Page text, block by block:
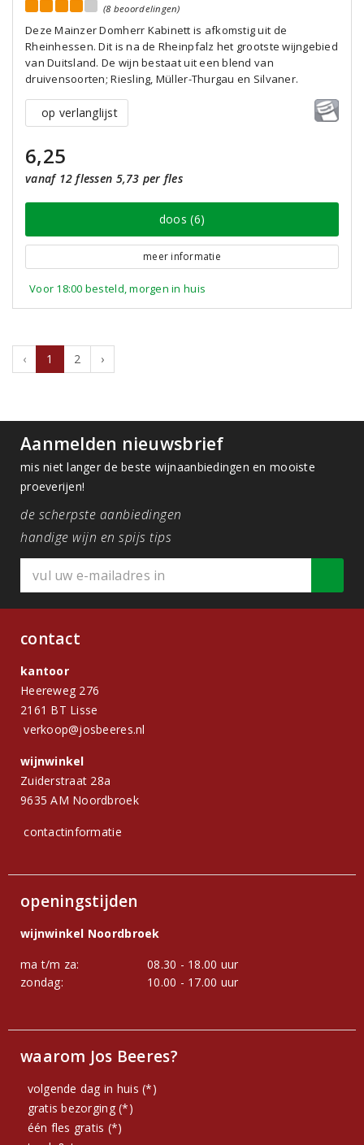
(8 beoordelingen)
Deze Mainzer Domherr Kabinett is afkomstig uit de
Rheinhessen. Dit is na de Rheinpfalz het grootste wijngebied
van Duitsland. De wijn bestaat uit een blend van
druivensoorten; Riesling, Müller-Thurgau en Silvaner.
op verlanglijst
6,25
vanaf 12 flessen 5,73 per fles
doos (6)
meer informatie
Voor 18:00 besteld, morgen in huis
‹ 1 2 ›
Aanmelden nieuwsbrief
mis niet langer de beste wijnaanbiedingen en mooiste
proeverijen!
de scherpste aanbiedingen
handige wijn en spijs tips
contact
kantoor
Heereweg 276
2161 BT Lisse
verkoop@josbeeres.nl
wijnwinkel
Zuiderstraat 28a
9635 AM Noordbroek
contactinformatie
openingstijden
wijnwinkel Noordbroek
ma t/m za:
08.30 - 18.00 uur
zondag:
10.00 - 17.00 uur
waarom Jos Beeres?
volgende dag in huis (*)
gratis bezorging (*)
één fles gratis (*)